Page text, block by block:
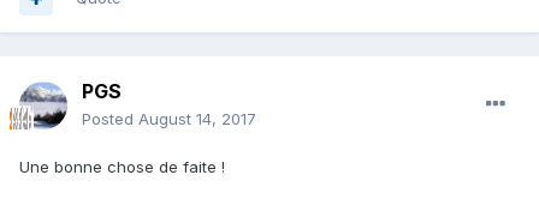
PGS
Posted August 14, 2017
Une bonne chose de faite !